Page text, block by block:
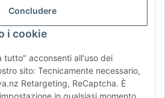
Concludere
i cookie
tutto" acconsenti all'uso dei
sito: Tecnicamente necessario,
Retargeting, ReCaptcha. È
in qualsiasi momento
CZ
RO
specialista in ricambi per rimorchi